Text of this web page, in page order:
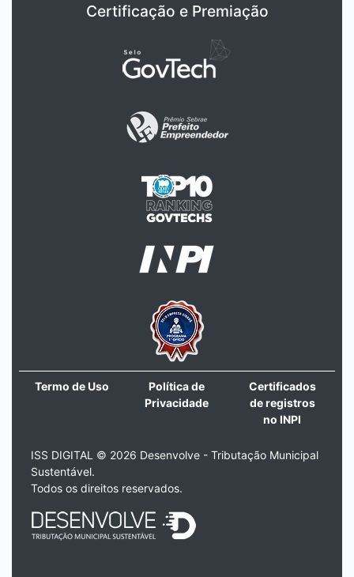
Certificação e Premiação
Termo de Uso
Política de
Privacidade
Certificados
de registros
no INPI
ISS DIGITAL © 2026 Desenvolve - Tributação Municipal
Sustentável.
Todos os direitos reservados.